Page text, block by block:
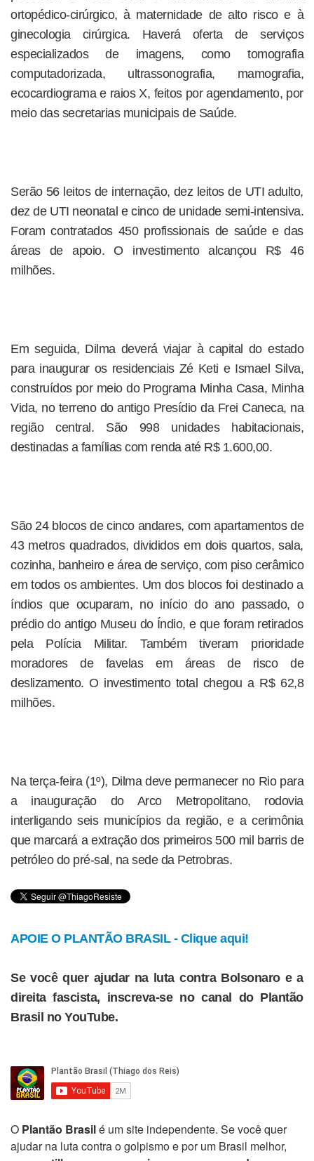
ortopédico-cirúrgico, à maternidade de alto risco e à
ginecologia cirúrgica. Haverá oferta de serviços
especializados de imagens, como tomografia
computadorizada, ultrassonografia, mamografia,
ecocardiograma e raios X, feitos por agendamento, por
meio das secretarias municipais de Saúde.
Serão 56 leitos de internação, dez leitos de UTI adulto,
dez de UTI neonatal e cinco de unidade semi-intensiva.
Foram contratados 450 profissionais de saúde e das
áreas de apoio. O investimento alcançou R$ 46
milhões.
Em seguida, Dilma deverá viajar à capital do estado
para inaugurar os residenciais Zé Keti e Ismael Silva,
construídos por meio do Programa Minha Casa, Minha
Vida, no terreno do antigo Presídio da Frei Caneca, na
região central. São 998 unidades habitacionais,
destinadas a famílias com renda até R$ 1.600,00.
São 24 blocos de cinco andares, com apartamentos de
43 metros quadrados, divididos em dois quartos, sala,
cozinha, banheiro e área de serviço, com piso cerâmico
em todos os ambientes. Um dos blocos foi destinado a
índios que ocuparam, no início do ano passado, o
prédio do antigo Museu do Índio, e que foram retirados
pela Polícia Militar. Também tiveram prioridade
moradores de favelas em áreas de risco de
deslizamento. O investimento total chegou a R$ 62,8
milhões.
Na terça-feira (1º), Dilma deve permanecer no Rio para
a inauguração do Arco Metropolitano, rodovia
interligando seis municípios da região, e a cerimônia
que marcará a extração dos primeiros 500 mil barris de
petróleo do pré-sal, na sede da Petrobras.
APOIE O PLANTÃO BRASIL - Clique aqui!
Se você quer ajudar na luta contra Bolsonaro e a
direita fascista, inscreva-se no canal do Plantão
Brasil no YouTube.
O Plantão Brasilé um site independente. Se você quer
ajudar na luta contra o golpismo e por um Brasil melhor,